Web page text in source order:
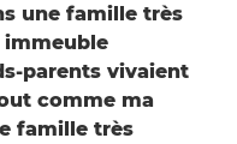
une famille très
immeuble
parents vivaient
comme ma
famille très